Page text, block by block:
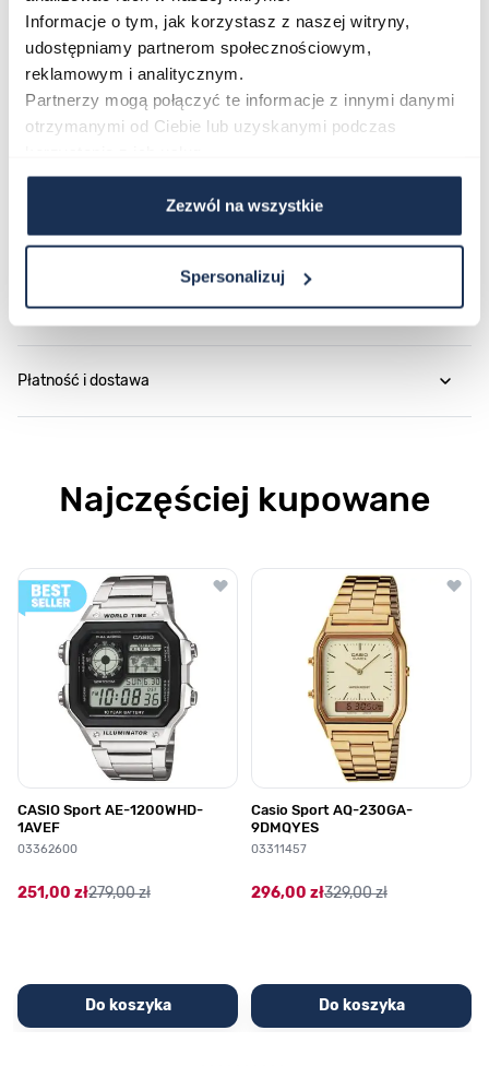
Informacje o tym, jak korzystasz z naszej witryny,
udostępniamy partnerom społecznościowym,
reklamowym i analitycznym.
Partnerzy mogą połączyć te informacje z innymi danymi
otrzymanymi od Ciebie lub uzyskanymi podczas
Zezwól na wszystkie
Spersonalizuj
dużo kosztować.
Parametry
Opinie
Zapytaj o produkt
Płatność i dostawa
Najczęściej kupowane
Poruszanie się po elementach karuzeli jest możliwe za pomocą
Naciśnij, aby pominąć karuzelę
Naciśnij, aby przejść do nawigacji karuzeli
CASIO Sport AE-1200WHD-
1AVEF
03362600
251,00 zł279,00 zł
Do koszyka
Casio Sport AQ-230GA-
9DMQYES
03311457
296,00 zł329,00 zł
Do koszyka